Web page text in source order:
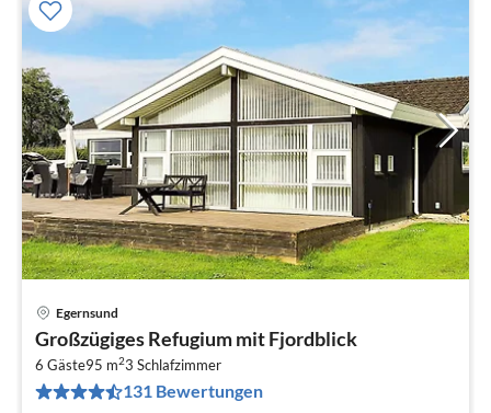
Egernsund
Großzügiges Refugium mit Fjordblick
6 Gäste95 m23 Schlafzimmer
131 Bewertungen